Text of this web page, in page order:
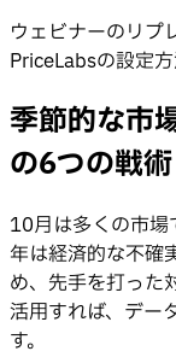
ウェビナーのリプ
PriceLabsの設定方
季節的な市
の6つの戦術
10月は多くの市場
年は経済的な不確
め、先手を打った
活用すれば、デー
す。